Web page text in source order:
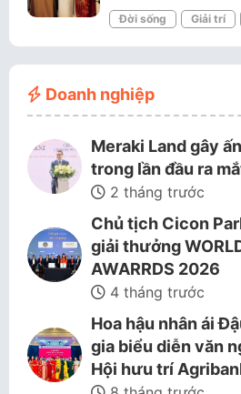
Đời sống Giải trí
Doanh nghiệp
Meraki Land gây
trong lần đầu ra
2 tháng trước
Chủ tịch Cicon
giải thưởng
AWARRDS 2026
4 tháng trước
Hoa hậu nhân ái
gia biểu diễn văn
Hội hưu trí